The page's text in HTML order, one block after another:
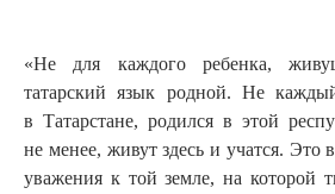
«Не для каждого ребенка,
татарский язык родной. Не
в Татарстане, родился в этой
не менее, живут здесь и учатся. Это
уважения к той земле, на которой